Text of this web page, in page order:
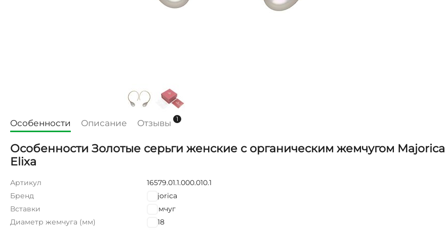
Особенности Описание Отзывы 1
Особенности Золотые серьги женские с органическим жемчугом Majorica
Elixa
Артикул
16579.01.1.000.010.1
Бренд
Majorica
Вставки
Жемчуг
Диаметр жемчуга (мм)
10х18